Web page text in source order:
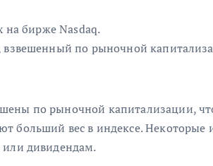
на бирже Nasdaq.
по рыночной
по рыночной капитализации,
больший вес в индексе. Некоторые
дивидендам.